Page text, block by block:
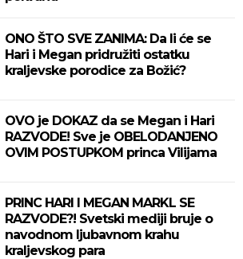
ONO ŠTO SVE ZANIMA: Da li će se
Hari i Megan pridružiti ostatku
kraljevske porodice za Božić?
OVO je DOKAZ da se Megan i Hari
RAZVODE! Sve je OBELODANJENO
OVIM POSTUPKOM princa Vilijama
PRINC HARI I MEGAN MARKL SE
RAZVODE?! Svetski mediji bruje o
navodnom ljubavnom krahu
kraljevskog para